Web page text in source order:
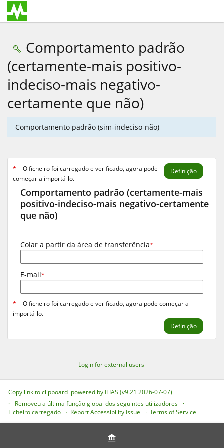
Comportamento padrão
(certamente-mais positivo-
indeciso-mais negativo-
certamente que não)
Comportamento padrão (sim-indeciso-não)
Definição
*
O ficheiro foi carregado e verificado, agora pode
começar a importá-lo.
Comportamento padrão (certamente-mais
positivo-indeciso-mais negativo-certamente
que não)
Colar a partir da área de transferência*
E-mail*
*
O ficheiro foi carregado e verificado, agora pode começar a
importá-lo.
Definição
Login for external users
Copy link to clipboard powered by ILIAS (v9.21 2026-07-07)
Removeu a última função global dos seguintes utilizadores
Ficheiro carregado
Report Accessibility Issue Terms of Service